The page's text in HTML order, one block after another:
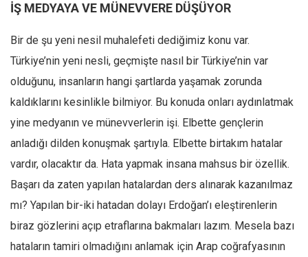
İŞ MEDYAYA VE MÜNEVVERE DÜŞÜYOR
Bir de şu yeni nesil muhalefeti dediğimiz konu var.
Türkiye’nin yeni nesli, geçmişte nasıl bir Türkiye’nin var
olduğunu, insanların hangi şartlarda yaşamak zorunda
kaldıklarını kesinlikle bilmiyor. Bu konuda onları aydınlatmak
yine medyanın ve münevverlerin işi. Elbette gençlerin
anladığı dilden konuşmak şartıyla. Elbette birtakım hatalar
vardır, olacaktır da. Hata yapmak insana mahsus bir özellik.
Başarı da zaten yapılan hatalardan ders alınarak kazanılmaz
mı? Yapılan bir-iki hatadan dolayı Erdoğan’ı eleştirenlerin
biraz gözlerini açıp etraflarına bakmaları lazım. Mesela bazı
hataların tamiri olmadığını anlamak için Arap coğrafyasının